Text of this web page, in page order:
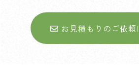
お見積もりのご依頼